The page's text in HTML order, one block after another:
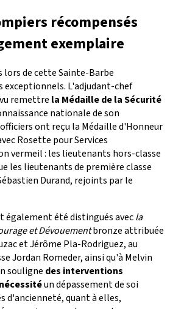
récompensés
exemplaire
lors de cette Sainte-Barbe
L'adjudant-chef
remettre la Médaille de la Sécurité
nationale de son
ont reçu la Médaille d'Honneur
Rosette pour Services
vermeil : les lieutenants hors-classe
les lieutenants de première classe
Durand, rejoints par le
également été distingués avecla
et Dévouementbronze attribuée
et Jérôme Pla-Rodriguez, au
Jordan Romeder, ainsi qu'à Melvin
souligne des interventions
un dépassement de soi
d'ancienneté, quant à elles,